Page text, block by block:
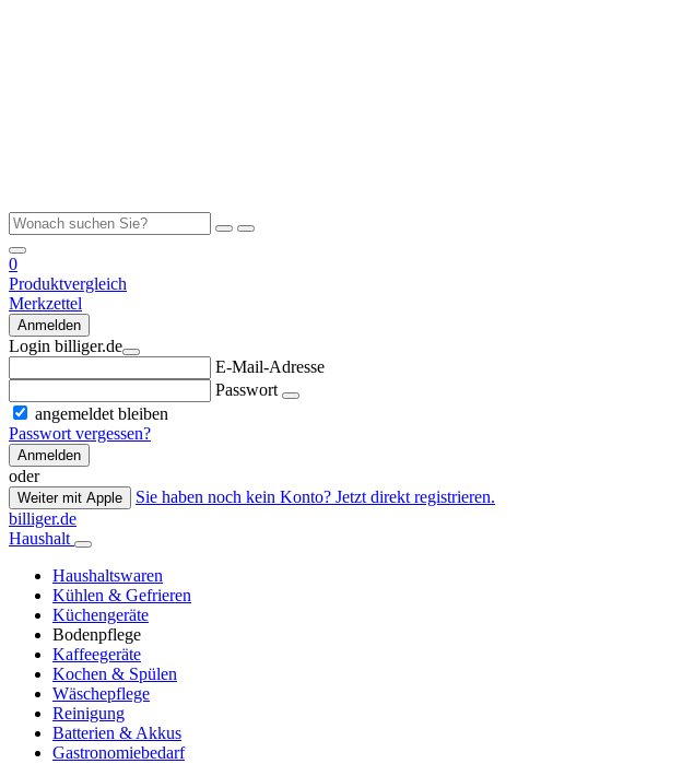
0
Produktvergleich
Merkzettel
Anmelden
Login billiger.de
E-Mail-Adresse
Passwort
angemeldet bleiben
Passwort vergessen?
Anmelden
oder
Weiter mit Apple
Sie haben noch kein Konto? Jetzt direkt registrieren.
billiger.de
Haushalt
Haushaltswaren
Kühlen & Gefrieren
Küchengeräte
Bodenpflege
Kaffeegeräte
Kochen & Spülen
Wäschepflege
Reinigung
Batterien & Akkus
Gastronomiebedarf